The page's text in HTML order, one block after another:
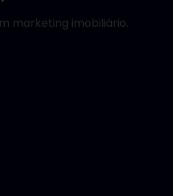
marketing imobiliário.